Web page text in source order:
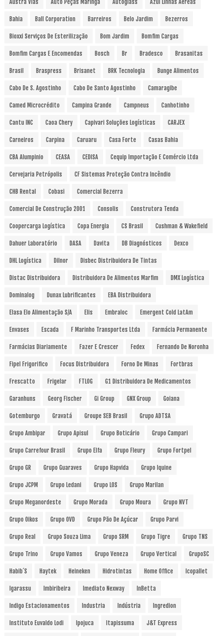
Austra Vias Auto Peças Maringá Autoglass Azul Linhas Aéreas
Bahia Ball Corporation Barreiros Belo Jardim Bezerros
Bioxxi Serviços De Esterilização Bom Jardim Bomfim Cargas
Bomfim Cargas E Encomendas Bosch Br Bradesco Brasanitas
Brasil Braspress Brisanet BRK Tecnologia Bunge Alimentos
Cabo De S. Agostinho Cabo De Santo Agostinho Camaragibe
Camed Microcrédito Campina Grande Campneus Canhotinho
Cantu INC Caoa Chery Capivari Soluções Logísticas CARJEX
Carneiros Carpina Caruaru Casa Forte Casas Bahia
CBA Alumpinio CEASA CEDISA Cequip Importação E Comércio Ltda
Cervejaria Petrópolis CF Sistemas Proteção Contra Incêndio
CHB Rental Cobasi Comercial Bezerra
Comercial De Construção 2001 Consolis Construtora Tenda
Coopercarga Logística Copa Energia CS Brasil Cushman & Wakefield
Dahuer Laboratório DASA Davita DB Diagnósticos Dexco
DHL Logística Dilnor Disbec Distribuidora De Tintas
Distac Distribuidora Distribuidora De Alimentos Marfim DMX Logística
Dominalog Dunax Lubrificantes EBA Distribuidora
Elasa Elo Alimentação S/A Elis Embraloc Emergent Cold LatAm
Envases Escada F Marinho Transportes Ltda Farmácia Permanente
Farmácias Diariamente Fazer E Crescer Fedex Fernando De Noronha
Fipel Frigorifico Focus Distribuidora Forno De Minas Fortbras
Frescatto Frigelar FTLOG G1 Distribuidora De Medicamentos
Garanhuns Georg Fischer Gi Group GNX Group Goiana
Gotemburgo Gravatá Groupe SEB Brasil Grupo ADTSA
Grupo Ambipar Grupo Apisul Grupo Boticário Grupo Campari
Grupo Carrefour Brasil Grupo Elfa Grupo Fleury Grupo Fortpel
Grupo GR Grupo Guaraves Grupo Hapvida Grupo Iquine
Grupo JCPM Grupo Ledani Grupo LOS Grupo Marilan
Grupo Meganordeste Grupo Morada Grupo Moura Grupo NVT
Grupo Oikos Grupo OVD Grupo Pão De Açúcar Grupo Parvi
Grupo Real Grupo Souza Lima Grupo SRM Grupo Tigre Grupo TNS
Grupo Trino Grupo Vamos Grupo Veneza Grupo Vertical GrupoSC
Habib´s Haytek Heineken Hidrotintas Home Office Icopallet
Igarassu Imbiribeira Imediato Nexway InBetta
Indigo Estacionamentos Industria Indústria Ingredion
Instituto Euvaldo Lodi Ipojuca Itapissuma J&T Express